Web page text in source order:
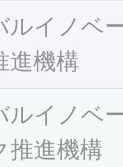
ルイノベ
進機構
ルイノベ
推進機構